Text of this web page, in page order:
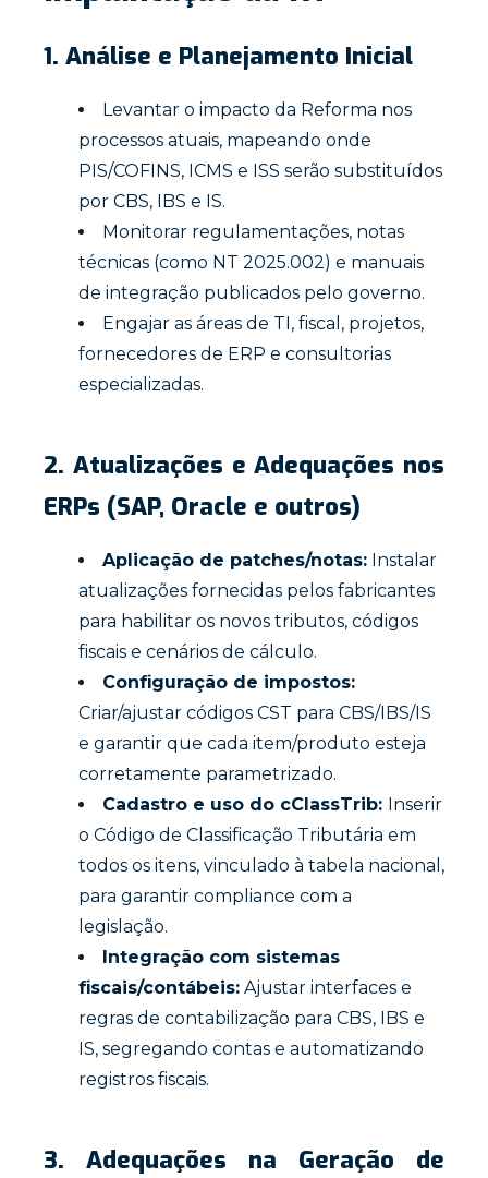
1. Análise e Planejamento Inicial
Levantar o impacto da Reforma nos
processos atuais, mapeando onde
PIS/COFINS, ICMS e ISS serão substituídos
por CBS, IBS e IS.
Monitorar regulamentações, notas
técnicas (como NT 2025.002) e manuais
de integração publicados pelo governo.
Engajar as áreas de TI, fiscal, projetos,
fornecedores de ERP e consultorias
especializadas.
2. Atualizações e Adequações nos
ERPs (SAP, Oracle e outros)
Aplicação de patches/notas: Instalar
atualizações fornecidas pelos fabricantes
para habilitar os novos tributos, códigos
fiscais e cenários de cálculo.
Configuração de impostos:
Criar/ajustar códigos CST para CBS/IBS/IS
e garantir que cada item/produto esteja
corretamente parametrizado.
Cadastro e uso do cClassTrib: Inserir
o Código de Classificação Tributária em
todos os itens, vinculado à tabela nacional,
para garantir compliance com a
legislação.
Integração com sistemas
fiscais/contábeis: Ajustar interfaces e
regras de contabilização para CBS, IBS e
IS, segregando contas e automatizando
registros fiscais.
3. Adequações na Geração de